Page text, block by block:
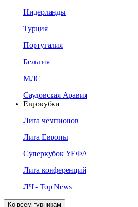
Нидерланды
Турция
Португалия
Бельгия
МЛС
Саудовская Аравия
Еврокубки
Лига чемпионов
Лига Европы
Суперкубок УЕФА
Лига конференций
ЛЧ - Top News
Ко всем турнирам